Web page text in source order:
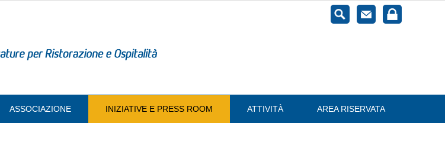
ASSOCIAZIONE INIZIATIVE E PRESS ROOM ATTIVITÀ AREA RISERVATA